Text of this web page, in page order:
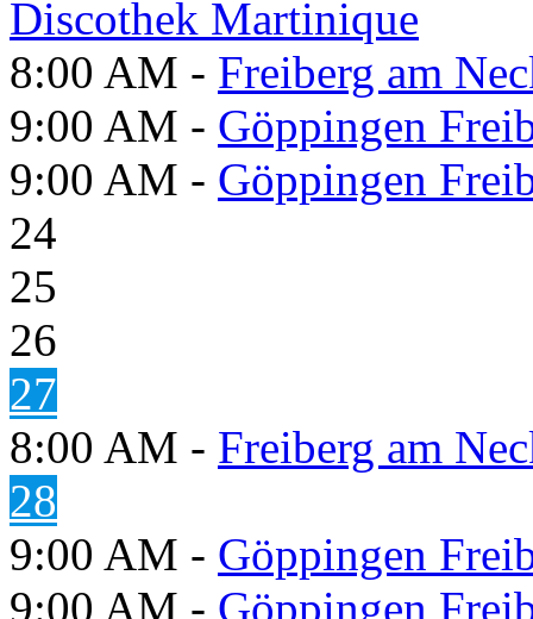
Discothek Martinique
8:00 AM - Freiberg am
9:00 AM - Göppingen
9:00 AM - Göppingen
24
25
26
27
8:00 AM - Freiberg am
28
9:00 AM - Göppingen
9:00 AM - Göppingen